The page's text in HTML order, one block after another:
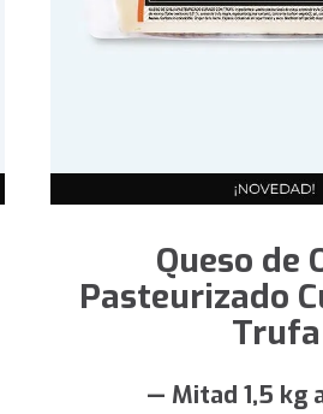
Queso de
Pasteurizado
Trufa
— Mitad 1,5 kg